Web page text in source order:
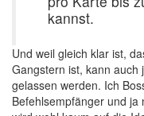
kannst.
Und weil gleich klar ist,
Gangstern ist, kann auch
gelassen werden. Ich
Befehlsempfänger und ja